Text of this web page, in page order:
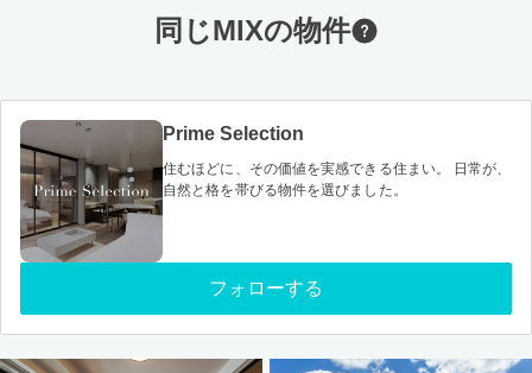
同じMIXの物件
Prime Selection
住むほどに、その価値を実感できる住まい。 日常が、
自然と格を帯びる物件を選びました。
フォローする